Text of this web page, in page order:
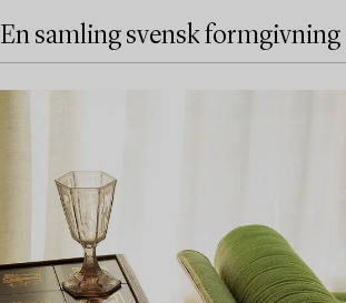
En samling svensk formgivning